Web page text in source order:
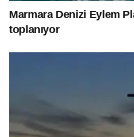
Marmara Denizi Eylem
toplanıyor